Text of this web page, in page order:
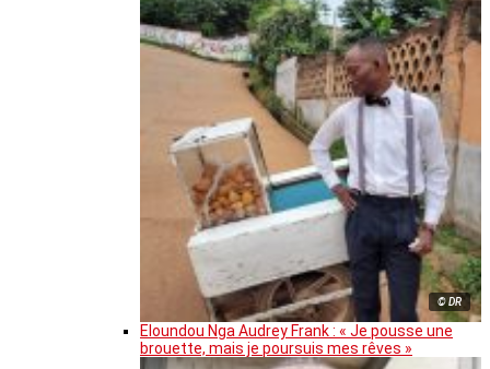
© DR
Eloundou Nga Audrey Frank : « Je pousse une
brouette, mais je poursuis mes rêves »